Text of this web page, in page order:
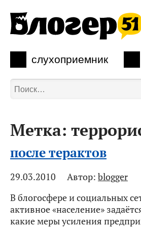
слухоприемник
Метка:
после терактов
29.03.2010 Автор: blogger
В блогосфере и социальных
активное «население»
какие меры усиления